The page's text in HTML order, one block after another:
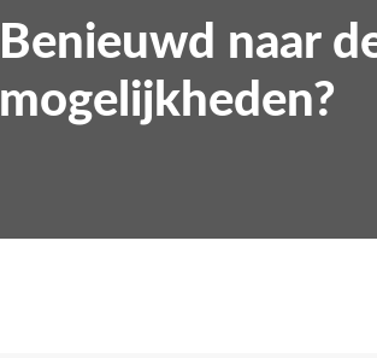
Benieuwd naar
mogelijkheden?